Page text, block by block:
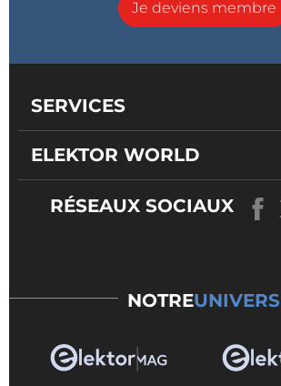
Je deviens membre
SERVICES
ELEKTOR WORLD
RÉSEAUX SOCIAUX
NOTREUNIVERS